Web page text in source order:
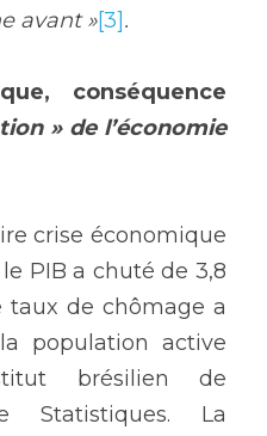
avant »[3].
conséquence
» de l’économie
crise économique
le PIB a chuté de 3,8
taux de chômage a
population active
brésilien de
Statistiques. La